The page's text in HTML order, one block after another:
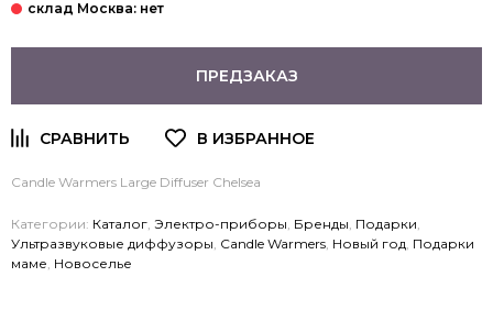
ПРЕДЗАКАЗ
Candle Warmers Large Diffuser Chelsea
Категории: Каталог Электро-приборы Бренды Подарки
Ультразвуковые диффузоры Candle Warmers Новый год Подарки
маме Новоселье